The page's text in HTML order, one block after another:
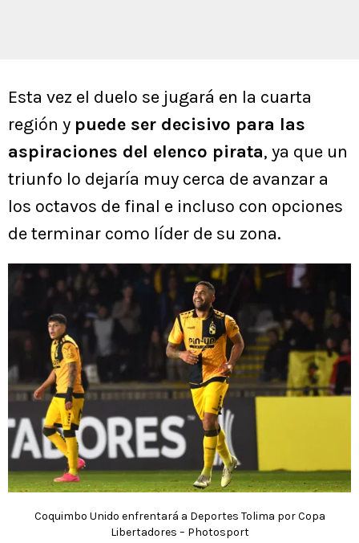
Esta vez el duelo se jugará en la cuarta
región y puede ser decisivo para las
aspiraciones del elenco pirata, ya que un
triunfo lo dejaría muy cerca de avanzar a
los octavos de final e incluso con opciones
de terminar como líder de su zona.
Coquimbo Unido enfrentará a Deportes Tolima por Copa
Libertadores – Photosport